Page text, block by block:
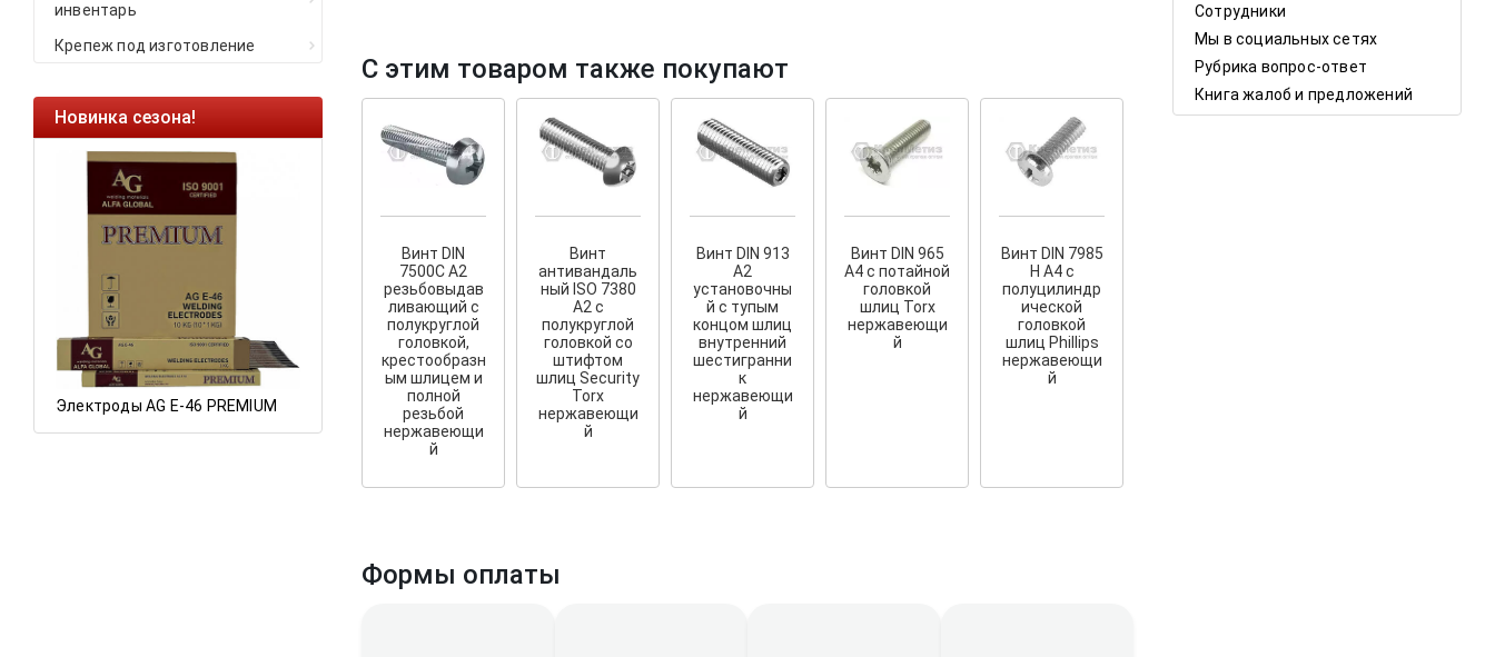
инвентарь
Крепеж под изготовление
Новинка сезона!
Электроды AG E-46 PREMIUM
Ликвидация остатков!
Саморезы кровельные HKR-R
HARPOON EURO
остатков по ценам 2020 года!
Cкрытый крепеж
Крепление террас и фасадов
и фасадов.
Сотрудники
Мы в социальных сетях
Рубрика вопрос-ответ
Книга жалоб и предложений
С этим товаром также покупают
Винт DIN
7500C A2
резьбовыдав
ливающий с
полукруглой
головкой,
крестообразн
ым шлицем и
полной
резьбой
нержавеющи
й
Винт
антивандаль
ный ISO 7380
А2 с
полукруглой
головкой со
штифтом
шлиц Security
Torx
нержавеющи
й
Винт DIN 913
А2
установочны
й с тупым
концом шлиц
внутренний
шестигранни
к
нержавеющи
й
Винт DIN 965
A4 с потайной
головкой
шлиц Torx
нержавеющи
й
Винт DIN 7985
H A4 с
полуцилиндр
ической
головкой
шлиц Phillips
нержавеющи
й
Формы оплаты